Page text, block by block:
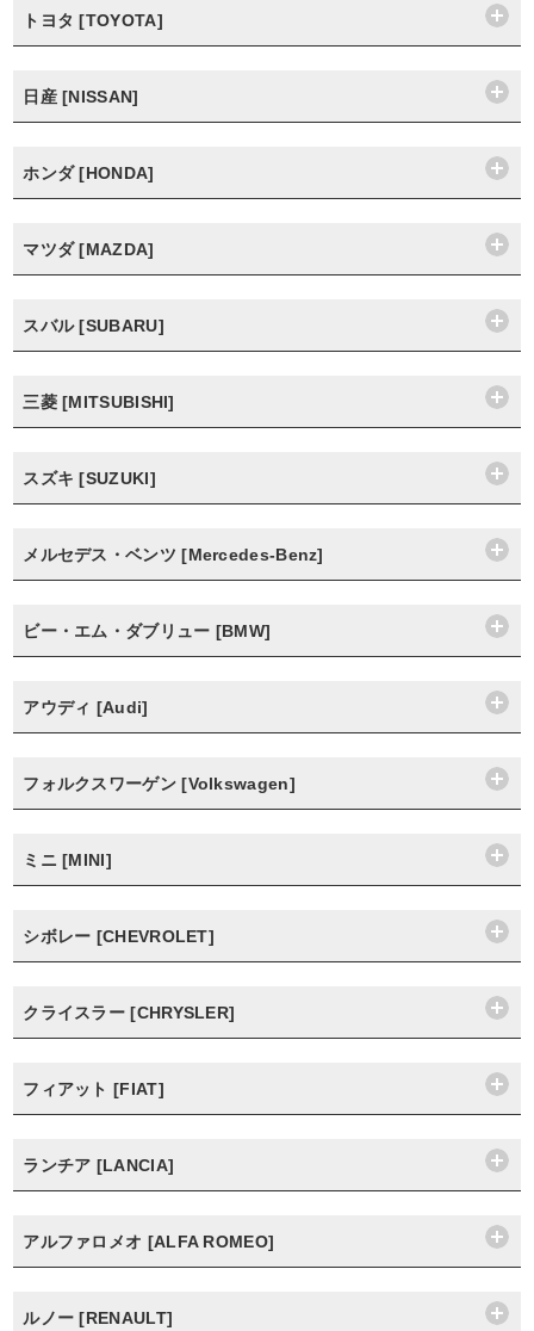
トヨタ [TOYOTA]
日産 [NISSAN]
ホンダ [HONDA]
マツダ [MAZDA]
スバル [SUBARU]
三菱 [MITSUBISHI]
スズキ [SUZUKI]
メルセデス・ベンツ [Mercedes-Benz]
ビー・エム・ダブリュー [BMW]
アウディ [Audi]
フォルクスワーゲン [Volkswagen]
ミニ [MINI]
シボレー [CHEVROLET]
クライスラー [CHRYSLER]
フィアット [FIAT]
ランチア [LANCIA]
アルファロメオ [ALFA ROMEO]
ルノー [RENAULT]